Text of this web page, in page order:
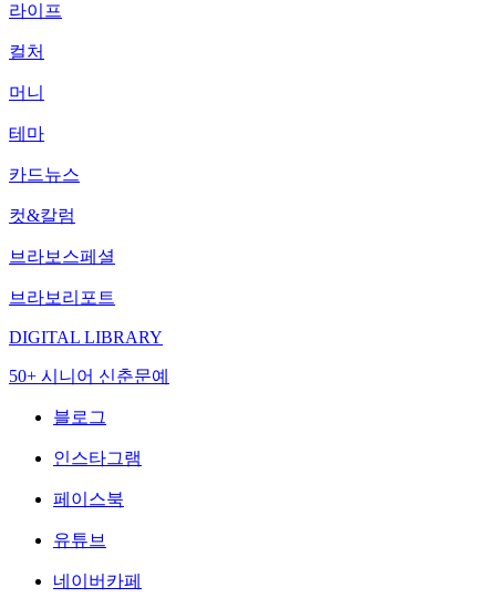
라이프
컬처
머니
테마
카드뉴스
컷&칼럼
브라보스페셜
브라보리포트
DIGITAL LIBRARY
50+ 시니어 신춘문예
블로그
인스타그램
페이스북
유튜브
네이버카페